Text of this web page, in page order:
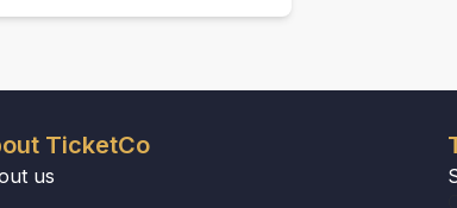
TicketCo
us